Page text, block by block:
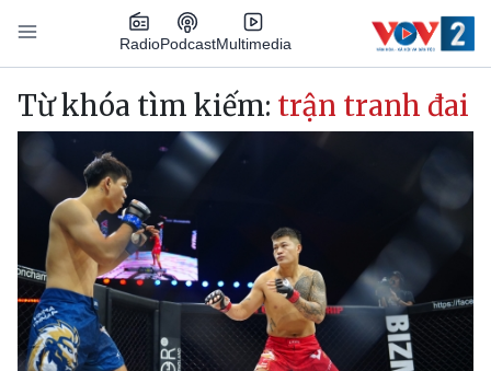
Nhảy đến nội dung
RadioPodcastMultimedia
Main navigation
Từ khóa tìm kiếm: trận tranh đai